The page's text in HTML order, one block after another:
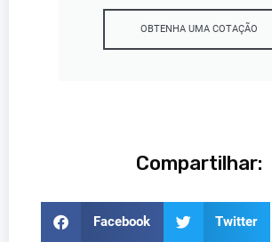
OBTENHA UMA COTAÇÃO
Compartilhar:
Facebook Twitter